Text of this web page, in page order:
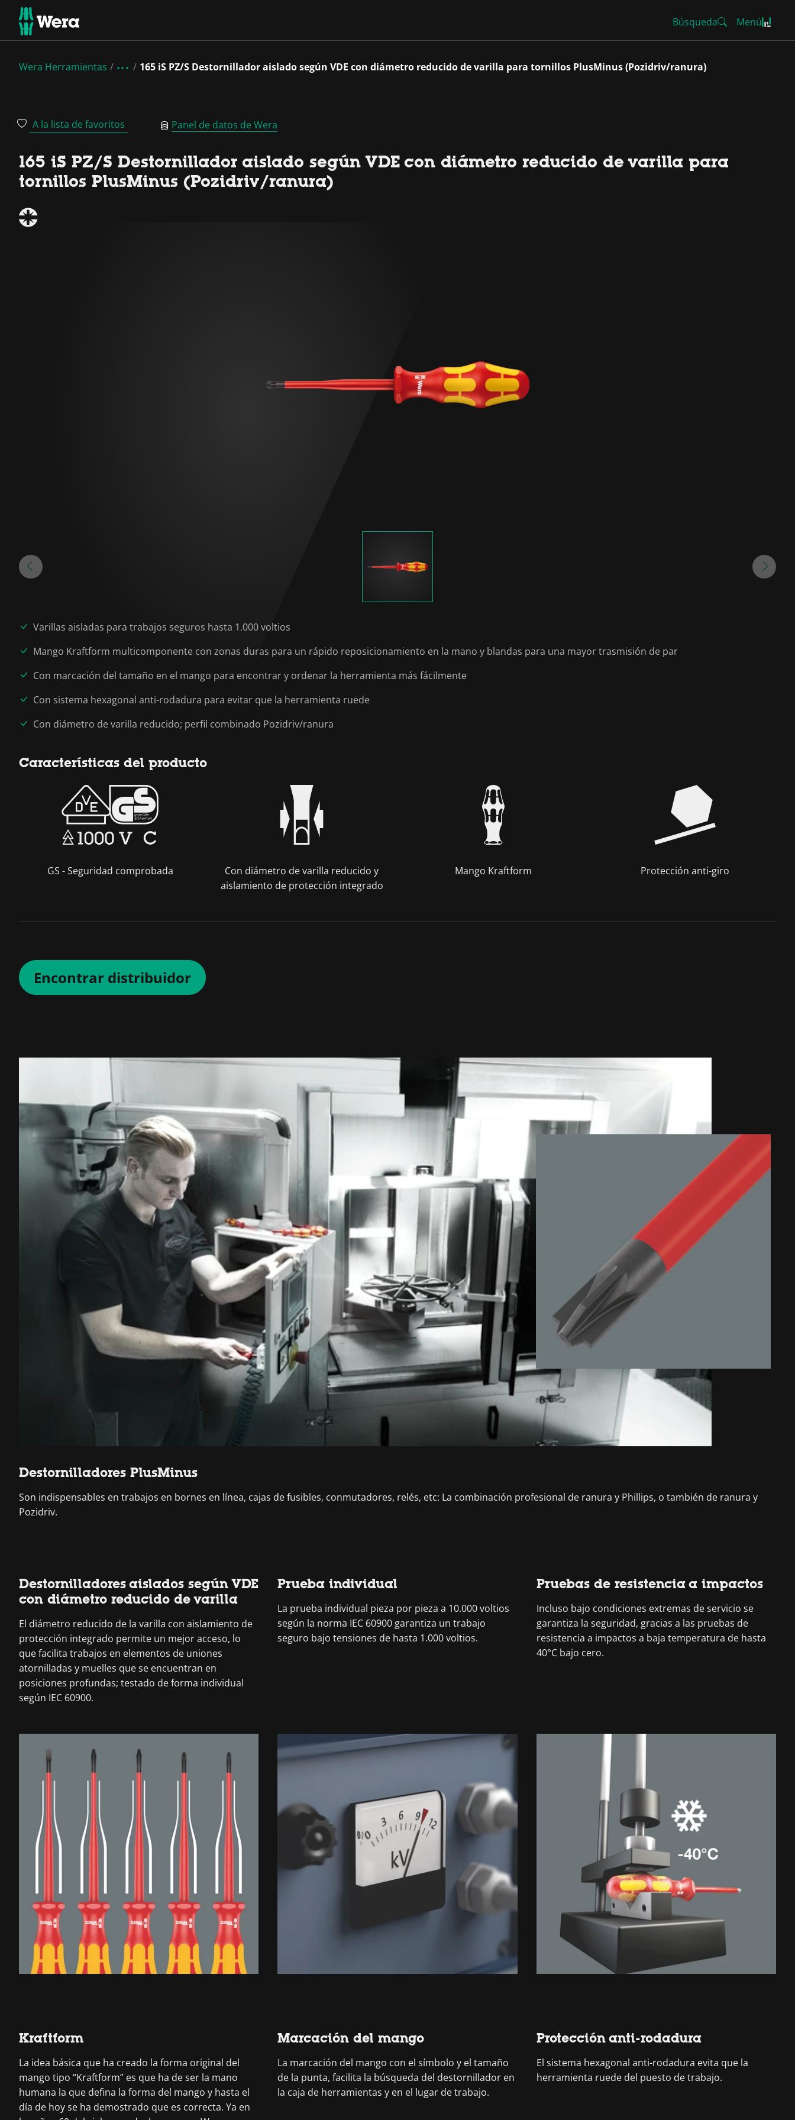
Búsqueda Menú
Wera Herramientas 165 iS PZ/S Destornillador aislado según VDE con diámetro reducido de varilla para tornillos PlusMinus (Pozidriv/ranura)
A la lista de favoritos Panel de datos de Wera
165 iS PZ/S Destornillador aislado según VDE con diámetro reducido de varilla para
tornillos PlusMinus (Pozidriv/ranura)
Varillas aisladas para trabajos seguros hasta 1.000 voltios
Mango Kraftform multicomponente con zonas duras para un rápido reposicionamiento en la mano y blandas para una mayor trasmisión de par
Con marcación del tamaño en el mango para encontrar y ordenar la herramienta más fácilmente
Con sistema hexagonal anti-rodadura para evitar que la herramienta ruede
Con diámetro de varilla reducido; perfil combinado Pozidriv/ranura
Características del producto
GS - Seguridad comprobada
Con diámetro de varilla reducido y
aislamiento de protección integrado
Mango Kraftform Protección anti-giro
Encontrar distribuidor
Destornilladores PlusMinus
Son indispensables en trabajos en bornes en línea, cajas de fusibles, conmutadores, relés, etc: La combinación profesional de ranura y Phillips, o también de ranura y
Pozidriv.
Destornilladores aislados según VDE
con diámetro reducido de varilla
El diámetro reducido de la varilla con aislamiento de
protección integrado permite un mejor acceso, lo
que facilita trabajos en elementos de uniones
atornilladas y muelles que se encuentran en
posiciones profundas; testado de forma individual
según IEC 60900.
Prueba individual
La prueba individual pieza por pieza a 10.000 voltios
según la norma IEC 60900 garantiza un trabajo
seguro bajo tensiones de hasta 1.000 voltios.
Pruebas de resistencia a impactos
Incluso bajo condiciones extremas de servicio se
garantiza la seguridad, gracias a las pruebas de
resistencia a impactos a baja temperatura de hasta
40°C bajo cero.
Kraftform
La idea básica que ha creado la forma original del
mango tipo “Kraftform” es que ha de ser la mano
humana la que defina la forma del mango y hasta el
día de hoy se ha demostrado que es correcta. Ya en
Marcación del mango
La marcación del mango con el símbolo y el tamaño
de la punta, facilita la búsqueda del destornillador en
la caja de herramientas y en el lugar de trabajo.
Protección anti-rodadura
El sistema hexagonal anti-rodadura evita que la
herramienta ruede del puesto de trabajo.